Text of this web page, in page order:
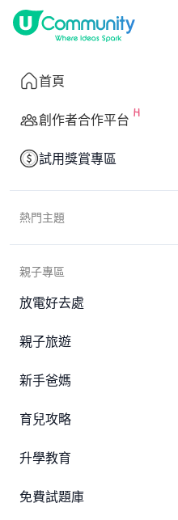
首頁
創作者合作平台
試用獎賞專區
熱門主題
親子專區
放電好去處
親子旅遊
新手爸媽
育兒攻略
升學教育
免費試題庫